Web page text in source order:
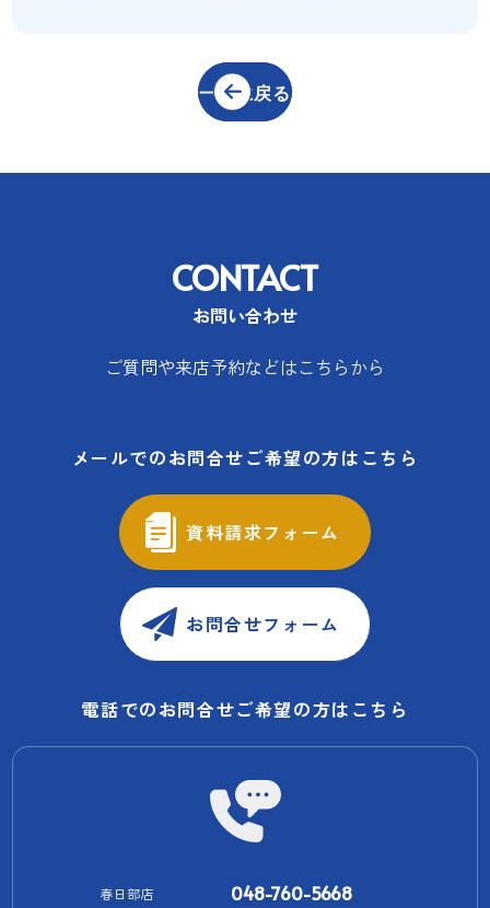
一覧に戻る
CONTACT
お問い合わせ
ご質問や来店予約などはこちらから
メールでのお問合せご希望の方はこちら
資料請求フォーム
お問合せフォーム
電話でのお問合せご希望の方はこちら
春日部店 048-760-5668